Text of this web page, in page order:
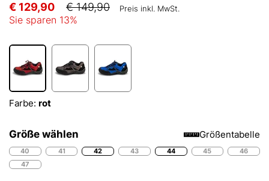
€ 129,90 € 149,90 Preis inkl. MwSt.
Sie sparen 13%
Farbe: rot
Größe wählen Größentabelle
40 41 42 43 44 45
46
47